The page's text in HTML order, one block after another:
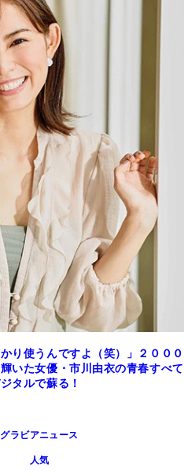
り使うんですよ（笑）」２０００
いた女優・市川由衣の青春すべて
タルで蘇る！
グラビアニュース
人気